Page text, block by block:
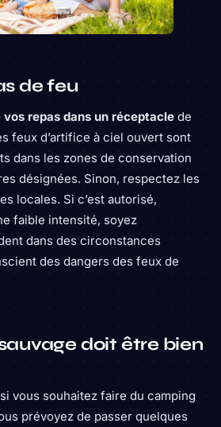
de feu
repas dans un réceptacle de
feux d’artifice à ciel ouvert sont
dans les zones de conservation
désignées. Sinon, respectez les
locales. Si c’est autorisé,
faible intensité, soyez
dans des circonstances
des dangers des feux de
doit être bien
vous souhaitez faire du camping
prévoyez de passer quelques